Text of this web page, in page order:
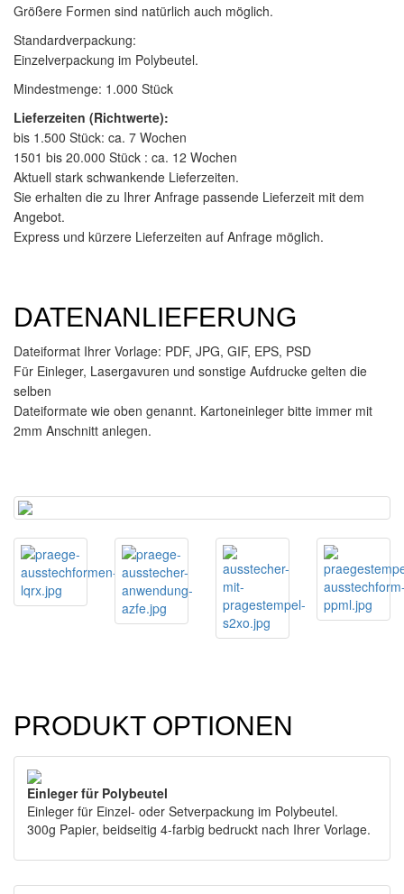
Größere Formen sind natürlich auch möglich.
Standardverpackung:
Einzelverpackung im Polybeutel.
Mindestmenge: 1.000 Stück
Lieferzeiten (Richtwerte):
bis 1.500 Stück: ca. 7 Wochen
1501 bis 20.000 Stück : ca. 12 Wochen
Aktuell stark schwankende Lieferzeiten.
Sie erhalten die zu Ihrer Anfrage passende Lieferzeit mit dem
Angebot.
Express und kürzere Lieferzeiten auf Anfrage möglich.
DATENANLIEFERUNG
Dateiformat Ihrer Vorlage: PDF, JPG, GIF, EPS, PSD
Für Einleger, Lasergavuren und sonstige Aufdrucke gelten die
selben
Dateiformate wie oben genannt. Kartoneinleger bitte immer mit
2mm Anschnitt anlegen.
PRODUKT OPTIONEN
Einleger für Polybeutel
Einleger für Einzel- oder Setverpackung im Polybeutel.
300g Papier, beidseitig 4-farbig bedruckt nach Ihrer Vorlage.